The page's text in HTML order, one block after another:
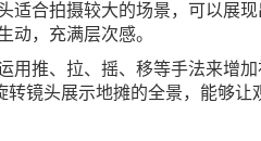
合拍摄较大的场景，可以展
动，充满层次感。
推、拉、摇、移等手法来增
镜头展示地摊的全景，能够让